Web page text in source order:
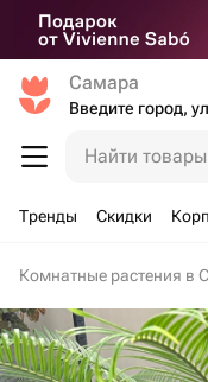
Самара
Найти
Тренды Скидки
Комнатные растения в